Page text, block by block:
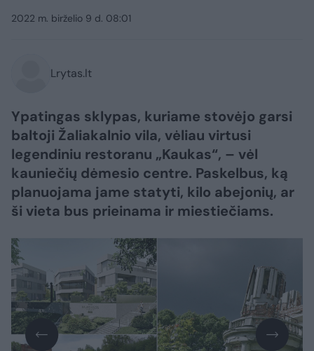
2022 m. birželio 9 d. 08:01
Lrytas.lt
Ypatingas sklypas, kuriame stovėjo garsi
baltoji Žaliakalnio vila, vėliau virtusi
legendiniu restoranu „Kaukas“, – vėl
kauniečių dėmesio centre. Paskelbus, ką
planuojama jame statyti, kilo abejonių, ar
ši vieta bus prieinama ir miestiečiams.